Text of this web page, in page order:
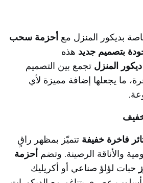
بديكور المنزل مع أحزمة سحب
بتصميم جديد هذه
ديكور المنزل تجمع بين التصميم
ما يجعلها إضافة مميزة لأي
فاخرة خفيفة تتميّز بمظهر راقٍ
والأناقة الرصينة. وتضم أحزمة
حبات لؤلؤ صناعي أو أكريليك